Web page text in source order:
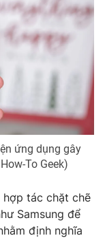
bằng AI
ứng dụng gây
To Geek)
hợp tác chặt chẽ
Samsung để
định nghĩa